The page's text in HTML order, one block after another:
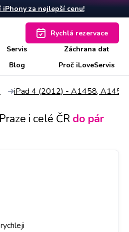
iPhony za nejlepší cenu!
Servis
Záchrana dat
Blog Proč iLoveServis
Rychlá rezervace
iPad 4 (2012) - A1458,
i celé ČR do pár